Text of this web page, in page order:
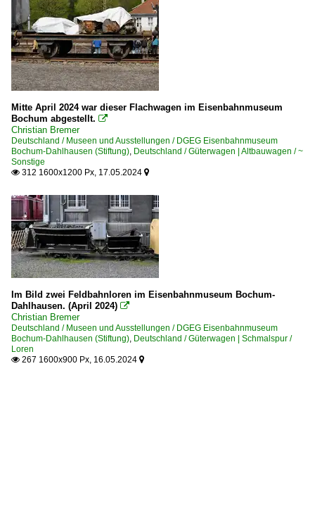
Mitte April 2024 war dieser Flachwagen im Eisenbahnmuseum
Bochum abgestellt. 
Christian Bremer
Deutschland / Museen und Ausstellungen / DGEG Eisenbahnmuseum
Bochum-Dahlhausen (Stiftung), Deutschland / Güterwagen | Altbauwagen / ~
Sonstige
 312 1600x1200 Px, 17.05.2024 
Im Bild zwei Feldbahnloren im Eisenbahnmuseum Bochum-
Dahlhausen. (April 2024) 
Christian Bremer
Deutschland / Museen und Ausstellungen / DGEG Eisenbahnmuseum
Bochum-Dahlhausen (Stiftung), Deutschland / Güterwagen | Schmalspur /
Loren
 267 1600x900 Px, 16.05.2024 